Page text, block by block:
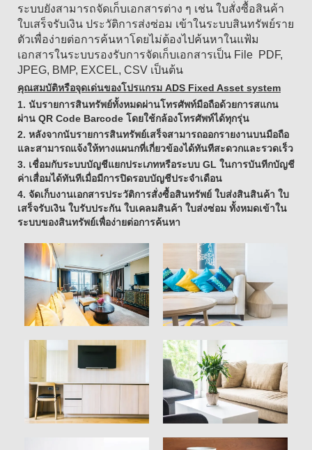
ระบบยังสามารถจัดเก็บเอกสารต่าง ๆ เช่น ใบสั่งซื้อสินค้า
ใบเสร็จรับเงิน ประวัติการส่งซ่อม เข้าในระบบสินทรัพย์ราย
ตัวเพื่อง่ายต่อการค้นหาโดยไม่ต้องไปค้นหาในแฟ้ม
เอกสารในระบบรองรับการจัดเก็บเอกสารเป็น File PDF,
JPEG, BMP, EXCEL, CSV เป็นต้น
คุณสมบัติหรือจุดเด่นของโปรแกรม ADS Fixed Asset system
1. นับรายการสินทรัพย์ทั้งหมดผ่านโทรศัพท์มือถือด้วยการสแกน
ผ่าน QR Code Barcode โดยใช้กล้องโทรศัพท์ได้ทุกรุ่น
2. หลังจากนับรายการสินทรัพย์เสร็จสามารถออกรายงานบนมือถือ
และสามารถแจ้งให้ทางแผนกที่เกี่ยวข้องได้ทันทีสะดวกและรวดเร็ว
3. เชื่อมกับระบบบัญชีแยกประเภทหรือระบบ GL ในการบันทีกบัญชี
ค่าเสื่อมได้ทันทีเมื่อมีการปิดรอบบัญชีประจำเดือน
4. จัดเก็บงานเอกสารประวัติการสั่งซื้อสินทรัพย์ ใบส่งสินสินค้า ใบ
เสร็จรับเงิน ใบรับประกัน ใบเคลมสินค้า ใบส่งซ่อม ทั้งหมดเข้าใน
ระบบของสินทรัพย์เพื่อง่ายต่อการค้นหา